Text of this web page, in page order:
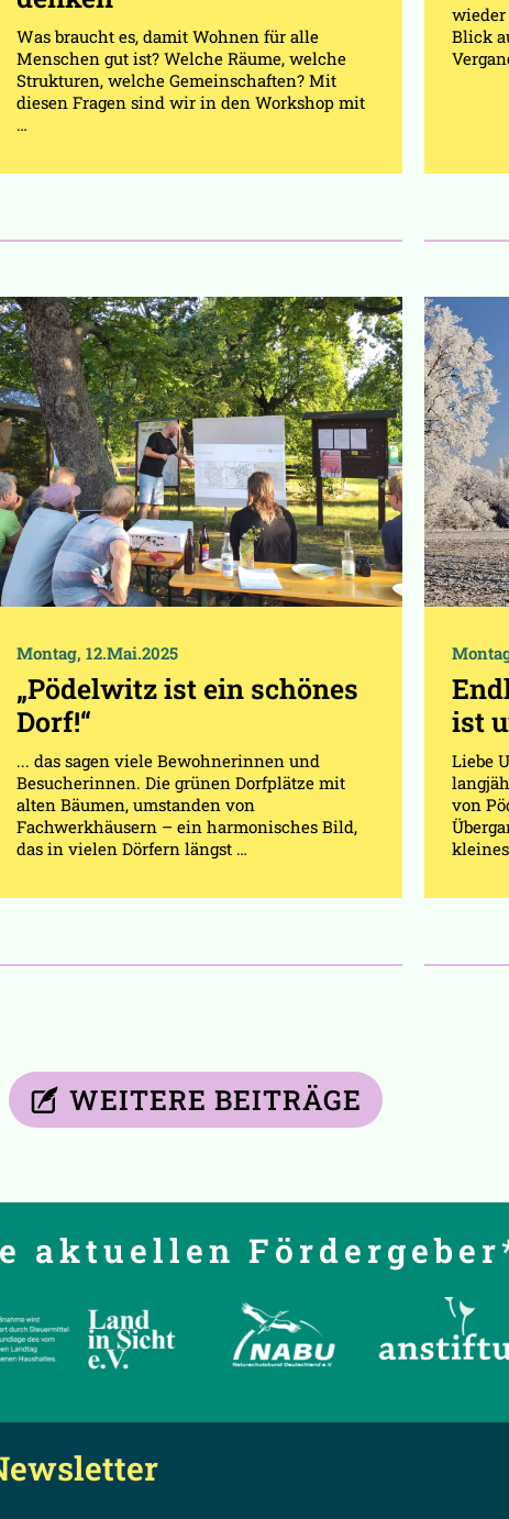
Was braucht es, damit Wohnen für alle
Menschen gut ist? Welche Räume, welche
Strukturen, welche Gemeinschaften? Mit
diesen Fragen sind wir in den Workshop mit
…
Blick
Montag, 12.Mai.2025
„Pödelwitz ist ein schönes
Dorf!“
... das sagen viele Bewohnerinnen und
Besucherinnen. Die grünen Dorfplätze mit
alten Bäumen, umstanden von
Fachwerkhäusern – ein harmonisches Bild,
das in vielen Dörfern längst …
ist
Liebe
von
WEITERE BEITRÄGE
aktuellen